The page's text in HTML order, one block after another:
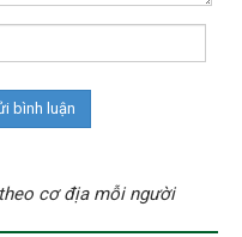
cơ địa mỗi người